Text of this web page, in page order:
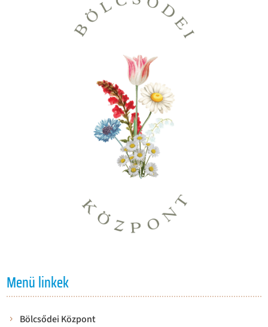
Menü linkek
Bölcsődei Központ